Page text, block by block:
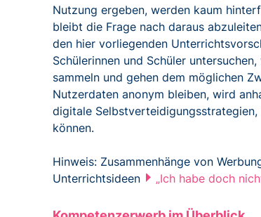
Nutzung ergeben, werden kaum
bleibt die Frage nach daraus
den hier vorliegenden
Schülerinnen und Schüler
sammeln und gehen dem möglichen
Nutzerdaten anonym bleiben, wird
digitale
können.
Hinweis: Zusammenhänge von
Unterrichtsideen
„Ich habe doch